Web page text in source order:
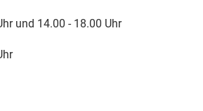
und 14.00 - 18.00 Uhr